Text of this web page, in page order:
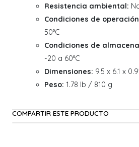
Resistencia ambiental:
Condiciones de
50°C
Condiciones de
-20 a 60°C
Dimensiones: 9.5 x 6.1 x
Peso: 1.78 lb / 810 g
COMPARTIR ESTE PRODUCTO